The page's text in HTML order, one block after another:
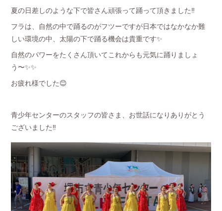
夏の日差しのような下で皆さん頑張って踊って頂きました‼️
フラは、自然の中で踊るのがフツーですが日本ではなかなか難
しい環境の中、太陽の下で踊る機会は貴重です✨
自然のパワーをたくさん頂いてこれからも元気に踊りましょ
う〜✨✨
お疲れ様でした😊
青少年センターのスタッフの皆さま、お世話になりありがとう
ございました‼️